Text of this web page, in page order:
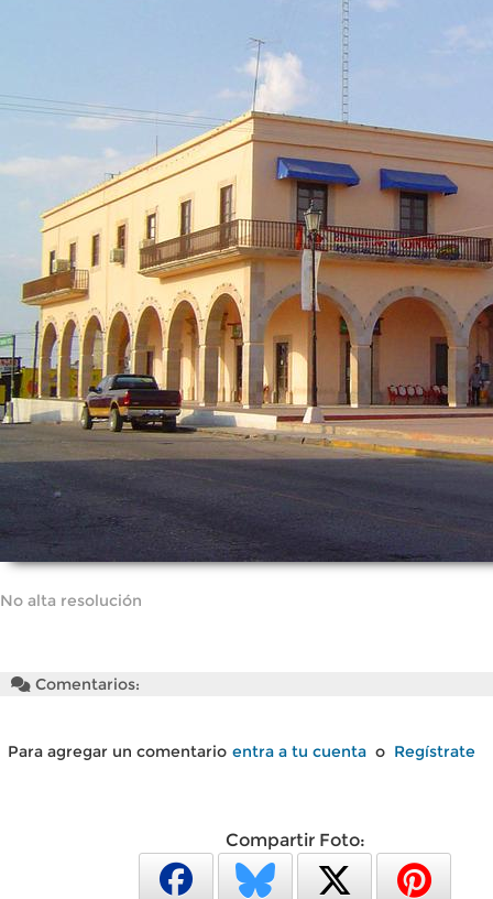
No alta resolución
Comentarios:
Para agregar un comentario entra a tu cuenta o Regístrate
Compartir Foto: